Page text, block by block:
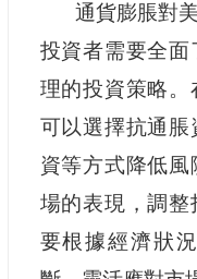
通貨膨脹對
投資者需要全
理的投資策略
可以選擇抗通
資等方式降低
場的表現，調
要根據經濟狀